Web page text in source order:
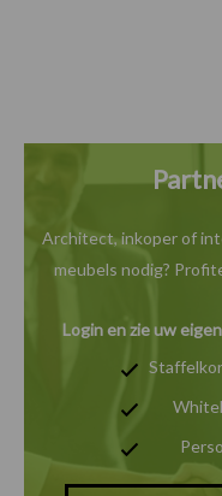
Architect, inkoper of
meubels nodig?
Login en zie uw